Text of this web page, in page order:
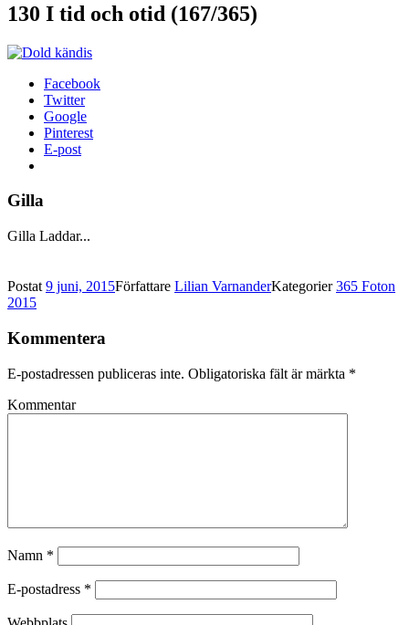
130 I tid och otid (167/365)
Facebook
Twitter
Google
Pinterest
E-post
Gilla
Gilla Laddar...
Postat 9 juni, 2015Författare Lilian VarnanderKategorier365 Foton
2015
Kommentera
E-postadressen publiceras inte. Obligatoriska fält är märkta *
Kommentar
Namn *
E-postadress *